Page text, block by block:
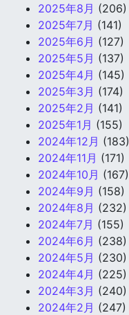
2025年8月 (206)
2025年7月 (141)
2025年6月 (127)
2025年5月 (137)
2025年4月 (145)
2025年3月 (174)
2025年2月 (141)
2025年1月 (155)
2024年12月 (183)
2024年11月 (171)
2024年10月 (167)
2024年9月 (158)
2024年8月 (232)
2024年7月 (155)
2024年6月 (238)
2024年5月 (230)
2024年4月 (225)
2024年3月 (240)
2024年2月 (247)